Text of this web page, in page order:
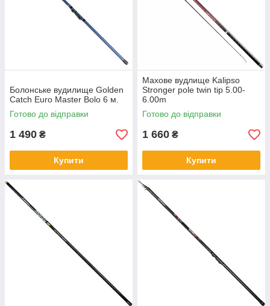
Болонське вудилище Golden
Catch Euro Master Bolo 6 м.
Готово до відправки
1 490 ₴
Купити
Махове вудлище Kalipso
Stronger pole twin tip 5.00-
6.00m
Готово до відправки
1 660 ₴
Купити